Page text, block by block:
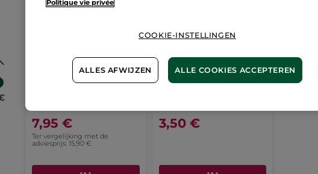
Herstellende
Aftersun Lotion
7,95 €
Ter vergelijking met de
adviesprijs: 15,90 €
Herstellende
Aftersun Lotion 50ML
3,50 €
Politique vie privée
COOKIE-INSTELLINGEN
ALLES AFWIJZEN ALLE COOKIES ACCEPTEREN